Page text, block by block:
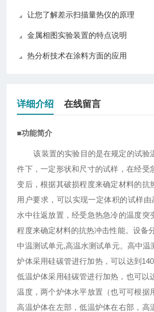
让您了解差示扫描量热仪的原理
金属相图实验装置的特点说明
热分析技术在涂料方面的应用
详细介绍 在线留言
■功能简介
该装置的实验目的是在规定的试验
件下，一定形状和尺寸的试样，在经受
变后，根据其破损程度来确定材料的抗
用户要求，可以实现一定体积的试样由
水中往返放置，经受急热急冷的温度突
程度来确定材料的抗热冲击性能。设备
中温测试单元,高温水测试单元。高中温
炉体采用硅碳管进行加热，可以达到
低温炉体采用硅碳管进行加热，也可以
温度，两个炉体水平放置（也可可根据
高温炉体在左部，低温炉体在右部，高